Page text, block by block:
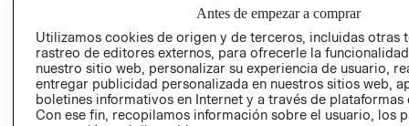
PROGRAMA DE
TRANSPARENCIA
Y ÉTICA (INGLÉS)
DE INDUSTRIA Y
COMERCIO - SIC
PETICIONES
QUEJAS Y
RECLAMOS
Antes de empezar a comprar
Utilizamos cookies de origen y de terceros, incluidas otras
rastreo de editores externos, para ofrecerle la
nuestro sitio web, personalizar su experiencia de usuario,
entregar publicidad personalizada en nuestros sitios web,
boletines informativos en Internet y a través de plataformas
Con ese fin, recopilamos información sobre el usuario, los